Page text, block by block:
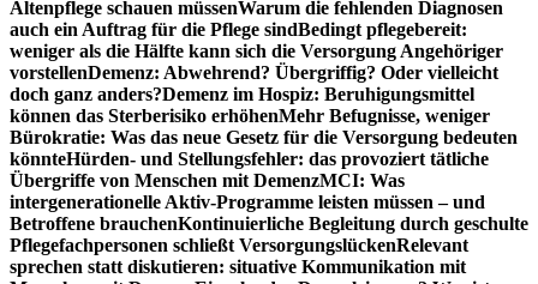
Altenpflege schauen müssenWarum die fehlenden Diagnosen
auch ein Auftrag für die Pflege sindBedingt pflegebereit:
weniger als die Hälfte kann sich die Versorgung Angehöriger
vorstellenDemenz: Abwehrend? Übergriffig? Oder vielleicht
doch ganz anders?Demenz im Hospiz: Beruhigungsmittel
können das Sterberisiko erhöhenMehr Befugnisse, weniger
Bürokratie: Was das neue Gesetz für die Versorgung bedeuten
könnteHürden- und Stellungsfehler: das provoziert tätliche
Übergriffe von Menschen mit DemenzMCI: Was
intergenerationelle Aktiv-Programme leisten müssen – und
Betroffene brauchenKontinuierliche Begleitung durch geschulte
Pflegefachpersonen schließt VersorgungslückenRelevant
sprechen statt diskutieren: situative Kommunikation mit